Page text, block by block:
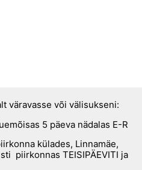
väravasse või välisukseni:
5 päeva nädalas E-R
külades, Linnamäe,
piirkonnas TEISIPÄEVITI ja